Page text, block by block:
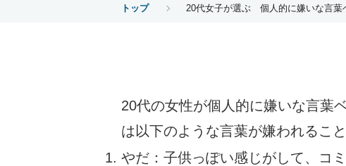
トップ 20代女子が選ぶ 個人的に嫌いな言葉
20代の女性が個人的に嫌いな言葉
は以下のような言葉が嫌われること
やだ：子供っぽい感じがして、コ